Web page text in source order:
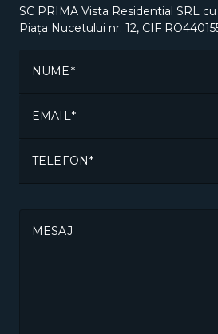
SC PRIMA Vista Residential SRL
Piața Nucetului nr. 12, CIF
NUME
EMAIL
TELEFON
MESAJ